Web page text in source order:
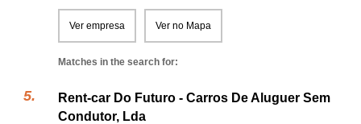
Ver empresa Ver no Mapa
Matches in the search for:
Rent-car Do Futuro - Carros De Aluguer Sem
Condutor, Lda